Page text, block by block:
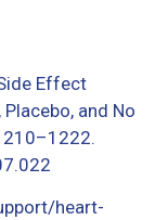
Effect
and No
heart-